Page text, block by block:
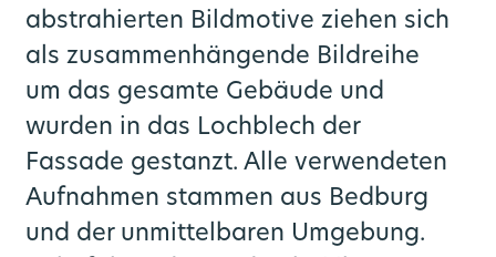
abstrahierten Bildmotive ziehen sich
als zusammenhängende Bildreihe
um das gesamte Gebäude und
wurden in das Lochblech der
Fassade gestanzt. Alle verwendeten
Aufnahmen stammen aus Bedburg
und der unmittelbaren Umgebung.